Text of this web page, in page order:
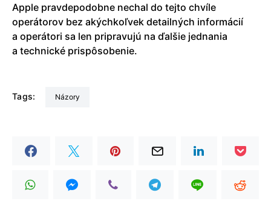
Apple pravdepodobne nechal do tejto chvíle
operátorov bez akýchkoľvek detailných informácií
a operátori sa len pripravujú na ďalšie jednania
a technické prispôsobenie.
Tags: Názory